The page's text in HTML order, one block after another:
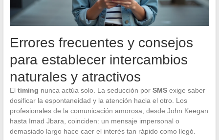
Errores frecuentes y consejos
para establecer intercambios
naturales y atractivos
El timing nunca actúa solo. La seducción por SMSexige saber
dosificar la espontaneidad y la atención hacia el otro. Los
profesionales de la comunicación amorosa, desde John Keegan
hasta Imad Jbara, coinciden: un mensaje impersonal o
demasiado largo hace caer el interés tan rápido como llegó.